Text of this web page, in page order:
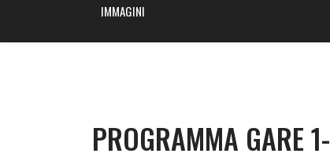
IMMAGINI
PROGRAMMA GARE